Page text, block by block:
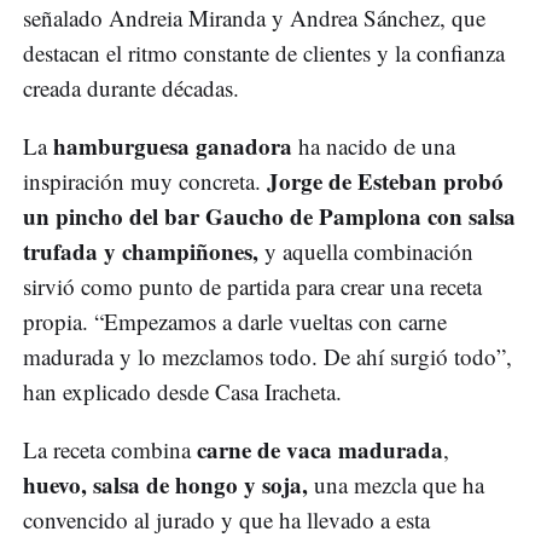
señalado Andreia Miranda y Andrea Sánchez, que
destacan el ritmo constante de clientes y la confianza
creada durante décadas.
Lahamburguesa ganadora ha nacido de una
inspiración muy concreta. Jorge de Esteban probó
un pincho del bar Gaucho de Pamplona con salsa
trufada y champiñones, y aquella combinación
sirvió como punto de partida para crear una receta
propia. “Empezamos a darle vueltas con carne
madurada y lo mezclamos todo. De ahí surgió todo”,
han explicado desde Casa Iracheta.
La receta combinacarne de vaca madurada,
huevo, salsa de hongo y soja, una mezcla que ha
convencido al jurado y que ha llevado a esta